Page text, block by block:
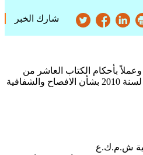
شارك الخبر
بأحكام الكتاب العاشر من
اللائحة التنفيذية للقانون رقم 7 لسنة 2010 بشأن الافصاح والشفافية
ش.م.ك.ع